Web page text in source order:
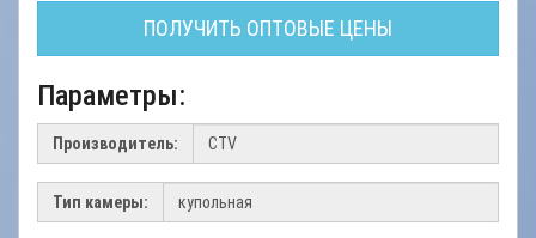
ПОЛУЧИТЬ ОПТОВЫЕ ЦЕНЫ
Параметры:
Производитель:
Тип камеры: